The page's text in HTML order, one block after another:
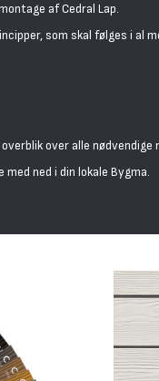
af Cedral Lap.
som skal følges i al
over alle
ned i din lokale Bygma.